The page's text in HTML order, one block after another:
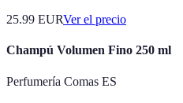
25.99 EURVer el precio
Champú Volumen Fino 250 ml
Perfumería Comas ES